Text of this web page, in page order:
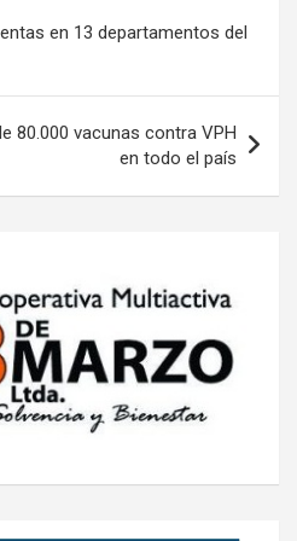
en 13 departamentos del
80.000 vacunas contra VPH
en todo el país